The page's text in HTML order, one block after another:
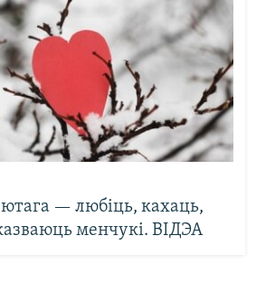
— любіць, кахаць,
менчукі. ВІДЭА